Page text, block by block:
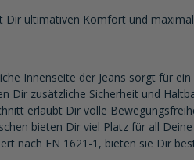
Dir ultimativen Komfort und
Innenseite der Jeans sorgt für
Dir zusätzliche Sicherheit und
erlaubt Dir volle
bieten Dir viel Platz für all
nach EN 1621-1, bieten sie Dir